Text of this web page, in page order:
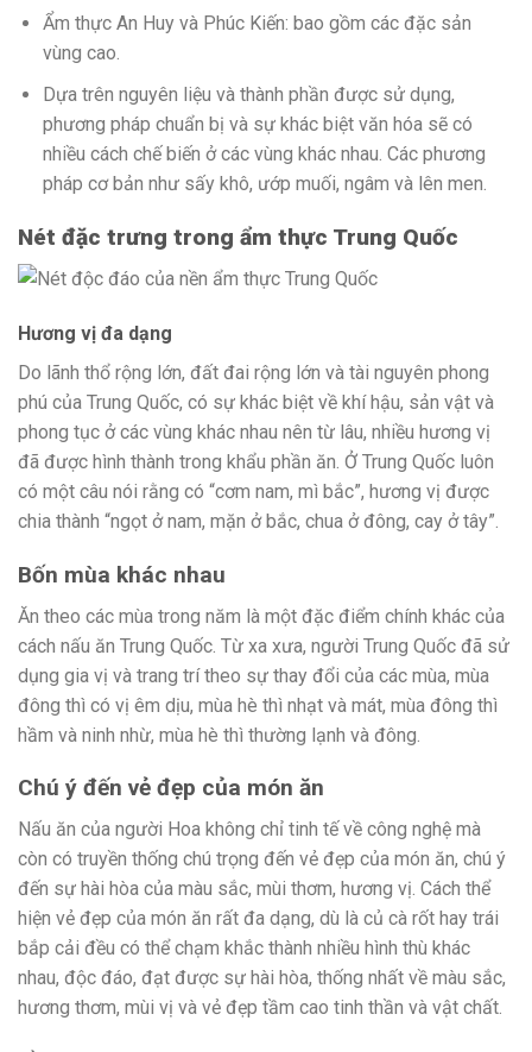
Ẩm thực An Huy và Phúc Kiến: bao gồm các đặc sản
vùng cao.
Dựa trên nguyên liệu và thành phần được sử dụng,
phương pháp chuẩn bị và sự khác biệt văn hóa sẽ có
nhiều cách chế biến ở các vùng khác nhau. Các phương
pháp cơ bản như sấy khô, ướp muối, ngâm và lên men.
Nét đặc trưng trong ẩm thực Trung Quốc
Hương vị đa dạng
Do lãnh thổ rộng lớn, đất đai rộng lớn và tài nguyên phong
phú của Trung Quốc, có sự khác biệt về khí hậu, sản vật và
phong tục ở các vùng khác nhau nên từ lâu, nhiều hương vị
đã được hình thành trong khẩu phần ăn. Ở Trung Quốc luôn
có một câu nói rằng có “cơm nam, mì bắc”, hương vị được
chia thành “ngọt ở nam, mặn ở bắc, chua ở đông, cay ở tây”.
Bốn mùa khác nhau
Ăn theo các mùa trong năm là một đặc điểm chính khác của
cách nấu ăn Trung Quốc. Từ xa xưa, người Trung Quốc đã sử
dụng gia vị và trang trí theo sự thay đổi của các mùa, mùa
đông thì có vị êm dịu, mùa hè thì nhạt và mát, mùa đông thì
hầm và ninh nhừ, mùa hè thì thường lạnh và đông.
Chú ý đến vẻ đẹp của món ăn
Nấu ăn của người Hoa không chỉ tinh tế về công nghệ mà
còn có truyền thống chú trọng đến vẻ đẹp của món ăn, chú ý
đến sự hài hòa của màu sắc, mùi thơm, hương vị. Cách thể
hiện vẻ đẹp của món ăn rất đa dạng, dù là củ cà rốt hay trái
bắp cải đều có thể chạm khắc thành nhiều hình thù khác
nhau, độc đáo, đạt được sự hài hòa, thống nhất về màu sắc,
hương thơm, mùi vị và vẻ đẹp tầm cao tinh thần và vật chất.